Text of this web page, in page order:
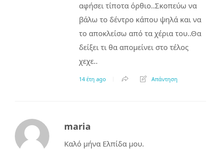
αφήσει τίποτα όρθιο..Σκοπεύω να
βάλω το δέντρο κάπου ψηλά και να
το αποκλείσω από τα χέρια του..Θα
δείξει τι θα απομείνει στο τέλος
χεχε..
14 έτη ago Απάντηση
maria
Καλό μήνα Ελπίδα μου.